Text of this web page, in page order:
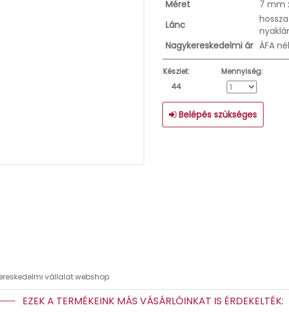
Méret
7 mm
Lánc
Nagykereskedelmi ár ÁFA
Készlet:
44
Mennyiség:
Belépés szükséges
vállalat webshop
EZEK A TERMÉKEINK MÁS VÁSÁRLÓINKAT IS